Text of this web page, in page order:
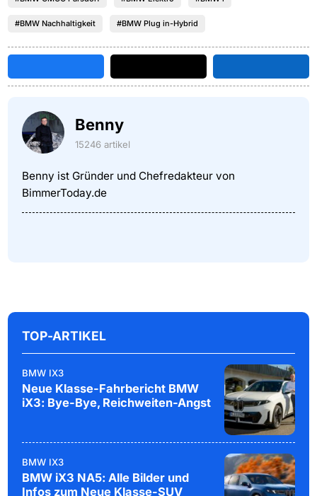
#BMW Nachhaltigkeit #BMW Plug in-Hybrid
Benny
15246 artikel
Benny ist Gründer und Chefredakteur von
BimmerToday.de
TOP-ARTIKEL
BMW IX3
Neue Klasse-Fahrbericht BMW
iX3: Bye-Bye, Reichweiten-Angst
BMW IX3
BMW iX3 NA5: Alle Bilder und
Infos zum Neue Klasse-SUV